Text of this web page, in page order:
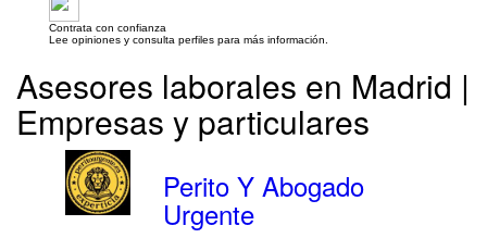
Contrata con confianza
Lee opiniones y consulta perfiles para más información.
Asesores laborales en Madrid |
Empresas y particulares
Perito Y Abogado
Urgente